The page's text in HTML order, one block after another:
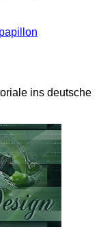
ins deutsche